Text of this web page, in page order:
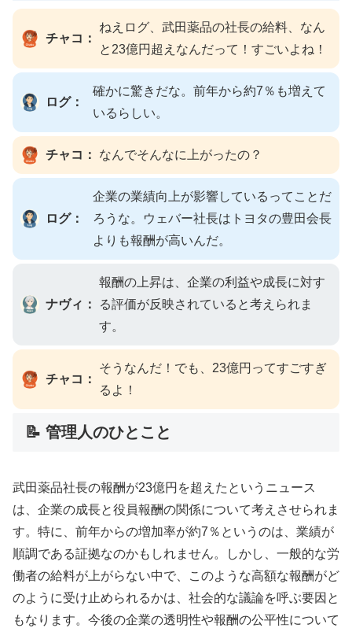
チャコ：
ねえログ、武田薬品の社長の給料、なん
と23億円超えなんだって！すごいよね！
ログ：
確かに驚きだな。前年から約7％も増えて
いるらしい。
チャコ： なんでそんなに上がったの？
ログ：
企業の業績向上が影響しているってことだ
ろうな。ウェバー社長はトヨタの豊田会長
よりも報酬が高いんだ。
ナヴィ：
報酬の上昇は、企業の利益や成長に対す
る評価が反映されていると考えられま
す。
チャコ：
そうなんだ！でも、23億円ってすごすぎ
るよ！
📝 管理人のひとこと
武田薬品社長の報酬が23億円を超えたというニュース
は、企業の成長と役員報酬の関係について考えさせられま
す。特に、前年からの増加率が約7％というのは、業績が
順調である証拠なのかもしれません。しかし、一般的な労
働者の給料が上がらない中で、このような高額な報酬がど
のように受け止められるかは、社会的な議論を呼ぶ要因と
もなります。今後の企業の透明性や報酬の公平性について